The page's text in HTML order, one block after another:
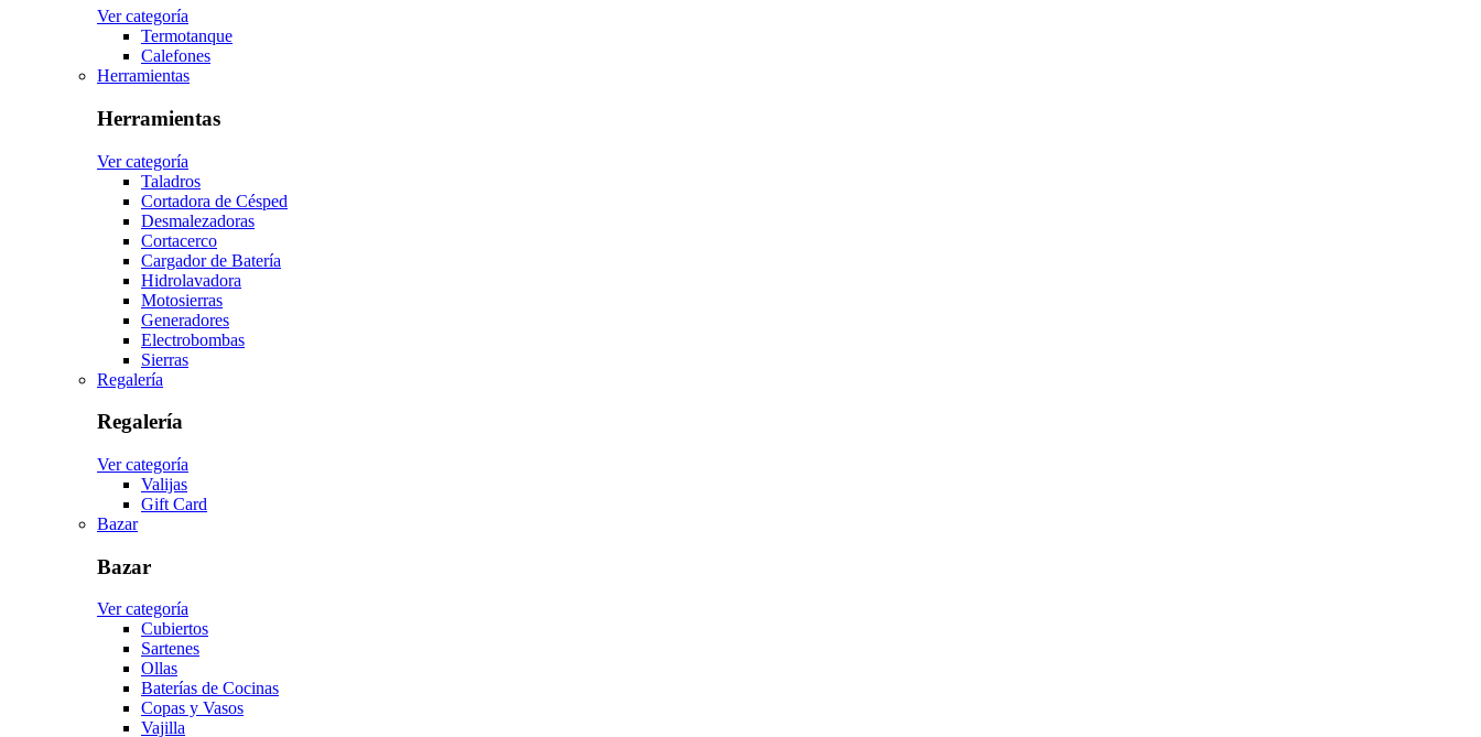
Ver categoría
Termotanque
Calefones
Herramientas
Herramientas
Ver categoría
Taladros
Cortadora de Césped
Desmalezadoras
Cortacerco
Cargador de Batería
Hidrolavadora
Motosierras
Generadores
Electrobombas
Sierras
Regalería
Regalería
Ver categoría
Valijas
Gift Card
Bazar
Bazar
Ver categoría
Cubiertos
Sartenes
Ollas
Baterías de Cocinas
Copas y Vasos
Vajilla